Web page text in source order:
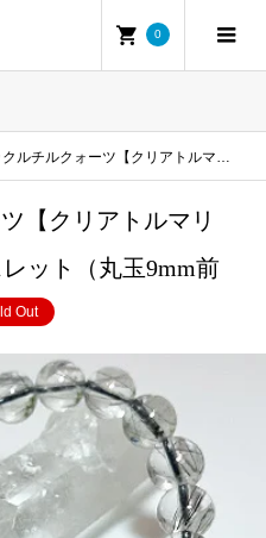
0
ォーツ【クリアトルマリンタイプ】AAAブレスレット（丸玉9mm前後）※ブラジル産
【クリアトルマリ
ット（丸玉9mm前
Out